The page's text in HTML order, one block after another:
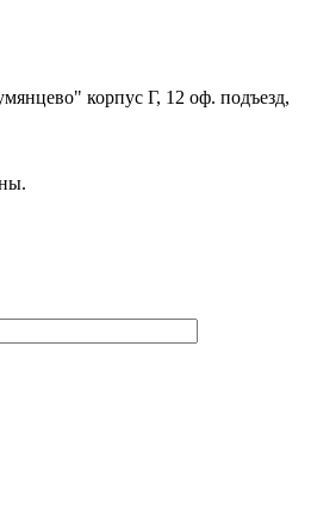
корпус Г, 12 оф. подъезд,